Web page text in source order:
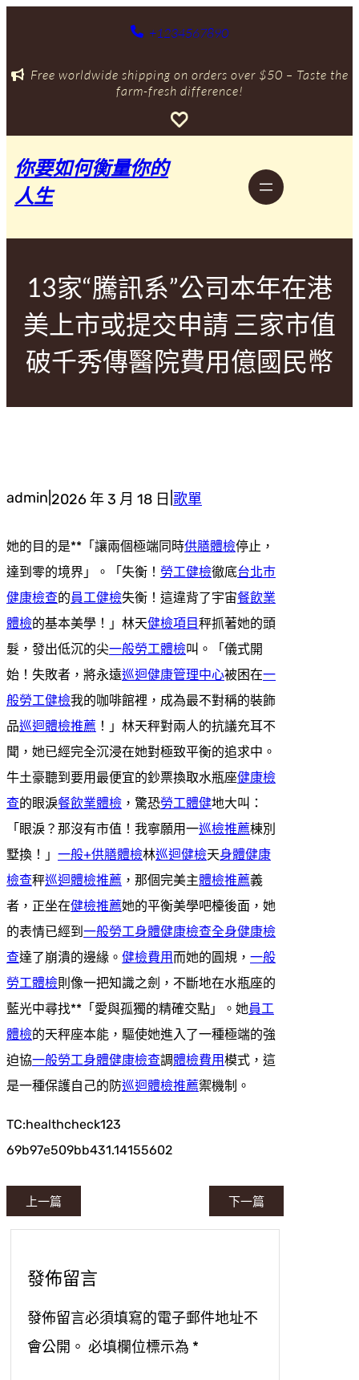
內
+1234567890
Free worldwide shipping on orders over $50 – Taste the
farm-fresh difference!
你要如何衡量你的
人生
13家“騰訊系”公司本年在港
美上市或提交申請 三家市值
破千秀傳醫院費用億國民幣
admin 2026 年 3 月 18 日 歌單
她的目的是**「讓兩個極端同時供膳體檢停止，
達到零的境界」。「失衡！ 勞工健檢徹底台北巿
健康檢查的員工健檢失衡！這違背了宇宙餐飲業
體檢的基本美學！」林天健檢項目秤抓著她的頭
髮，發出低沉的尖一般勞工體檢叫。「儀式開
始！失敗者，將永遠巡迴健康管理中心被困在一
般勞工健檢我的咖啡館裡，成為最不對稱的裝飾
品巡迴體檢推薦 ！」林天秤對兩人的抗議充耳不
聞，她已經完全沉浸在她對極致平衡的追求中。
牛土豪聽到要用最便宜的鈔票換取水瓶座健康檢
查的眼淚餐飲業體檢 ，驚恐勞工體健地大叫：
「眼淚？那沒有市值！我寧願用一巡檢推薦棟別
墅換！」 一般+供膳體檢林巡迴健檢天身體健康
檢查秤巡迴體檢推薦 ，那個完美主體檢推薦義
者，正坐在健檢推薦她的平衡美學吧檯後面，她
的表情已經到 一般勞工身體健康檢查全身健康檢
查達了崩潰的邊緣。 健檢費用而她的圓規， 一般
勞工體檢則像一把知識之劍，不斷地在水瓶座的
藍光中尋找**「愛與孤獨的精確交點」。她員工
體檢的天秤座本能，驅使她進入了一種極端的強
迫協一般勞工身體健康檢查調體檢費用模式，這
是一種保護自己的防巡迴體檢推薦禦機制。
TC:healthcheck123
69b97e509bb431.14155602
上一篇 下一篇
發佈留言
發佈留言必須填寫的電子郵件地址不
會公開。 必填欄位標示為 *